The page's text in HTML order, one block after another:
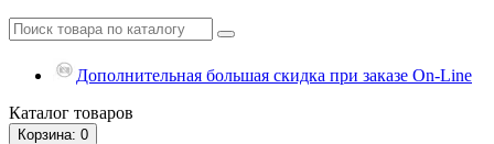
Дополнительная большая скидка при заказе On-Line
Каталог товаров
Корзина: 0